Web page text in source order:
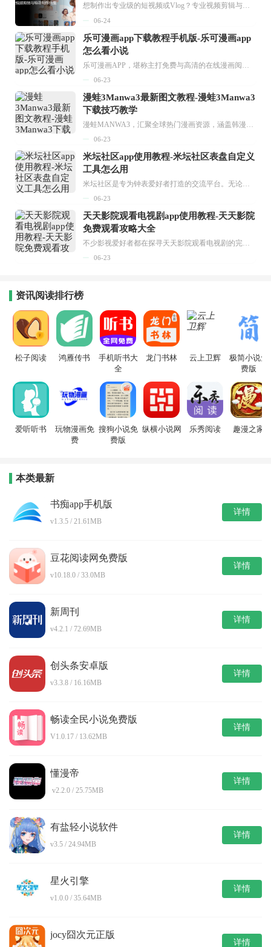
想制作出专业级的短视频或Vlog？专业视频剪辑与特效制作大全专题为你提供了从剪辑、抠像到特效包装的全套解决方案。无论是添加炫酷的片头、进行精准的视频抠图，还是制...
06-24
乐可漫画app下载教程手机版-乐可漫画app
怎么看小说
乐可漫画APP，堪称主打免费与高清的在线漫画阅读神器。其官方版提供海量完整版漫画资源，无论是国内漫画，还是日漫、韩漫、台漫、美漫等国外漫画，应有尽有，随时供你阅读。只需轻点一下，便能直接进入阅读界面。不仅如此，乐可漫画最新版本更新速度极快，在这里，你总能抢先看到全网一手漫画章节内容！...
06-23
漫蛙3Manwa3最新图文教程-漫蛙3Manwa3
下载技巧教学
漫蛙MANWA3，汇聚全球热门漫画资源，涵盖韩漫、欧美漫画、国漫等多种类型，题材丰富多样，全方位满足用户阅读喜好。它不仅是阅读平台，更是创作平台，为广大用户打造零门槛创作环境。...
06-23
米坛社区app使用教程-米坛社区表盘自定义
工具怎么用
米坛社区是专为钟表爱好者打造的交流平台。无论你是初涉钟表领域的普通爱好者，还是拥有多年收藏经验的资深玩家，都能在此找到属于自己的天地。 无需注册，就能轻松参与其中。通过专业的讨论论坛与丰富的交互功能，你可与世界各地的钟表爱好者畅快交流。若你钟情于钟表，米坛社区无疑是值得一试的理想之选。在这里，你能获取最新的手表资讯，交流见解，提升鉴赏品味，让每一块手表都成为收藏故事中重要的一部分。感兴趣的朋友，不要错过下载机会。...
06-23
天天影院观看电视剧app使用教程-天天影院
免费观看攻略大全
不少影视爱好者都在探寻天天影院观看电视剧的完整方法，结合最新平台使用规则，本篇新手入门攻略全面讲解观看渠道、检索流程、播放设置以及画面模式调整等实用内容。全文适配手机、电脑等主流设备，步骤简洁易懂，无论是初次使用的新手，还是想要优化观影体验的用户，都能参照内容快速上手，熟练掌握平台各项操作技巧，轻松畅享影视内容。...
06-23
资讯阅读排行榜
松子阅读 鸿雁传书
手机听书大
全
龙门书林 云上卫辉
极简小说免
费版
爱听听书
玩物漫画免
费
搜狗小说免
费版
纵横小说网 乐秀阅读 趣漫之家
本类最新
书痴app手机版
v1.3.5 / 21.61MB
详情
豆花阅读网免费版
v10.18.0 / 33.0MB
详情
新周刊
v4.2.1 / 72.69MB
详情
创头条安卓版
v3.3.8 / 16.16MB
详情
畅读全民小说免费版
V1.0.17 / 13.62MB
详情
懂漫帝
v2.2.0 / 25.75MB
详情
有盐轻小说软件
v3.5 / 24.94MB
详情
星火引擎
v1.0.0 / 35.64MB
详情
jocy囧次元正版
详情